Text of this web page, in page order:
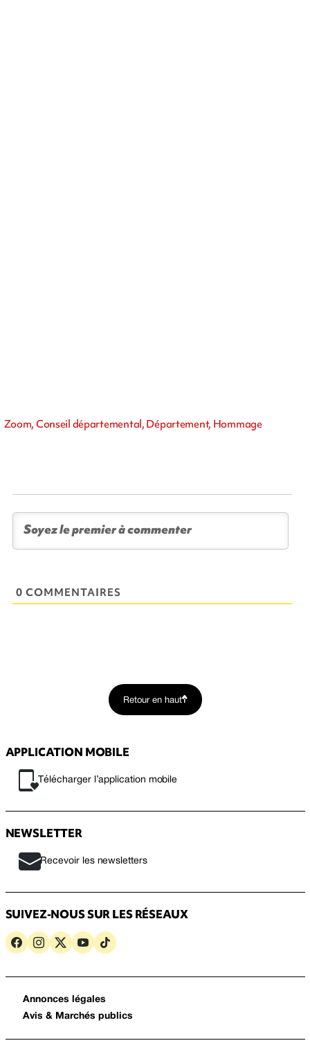
Zoom, Conseil départemental, Département, Hommage
0 COMMENTAIRES
Retour en haut
APPLICATION MOBILE
Télécharger l’application mobile
NEWSLETTER
Recevoir les newsletters
SUIVEZ-NOUS SUR LES RÉSEAUX
Annonces légales
Avis & Marchés publics